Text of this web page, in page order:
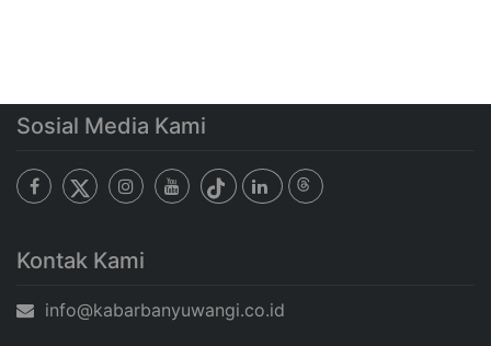
Sosial Media Kami
Kontak Kami
info@kabarbanyuwangi.co.id